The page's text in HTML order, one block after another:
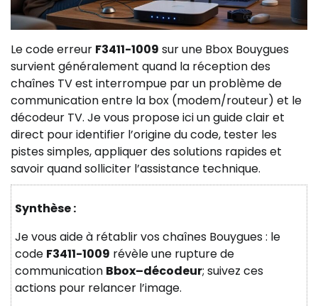
Le code erreur F3411-1009 sur une Bbox Bouygues
survient généralement quand la réception des
chaînes TV est interrompue par un problème de
communication entre la box (modem/routeur) et le
décodeur TV. Je vous propose ici un guide clair et
direct pour identifier l’origine du code, tester les
pistes simples, appliquer des solutions rapides et
savoir quand solliciter l’assistance technique.
Synthèse :
Je vous aide à rétablir vos chaînes Bouygues : le
code F3411-1009 révèle une rupture de
communication Bbox–décodeur; suivez ces
actions pour relancer l’image.